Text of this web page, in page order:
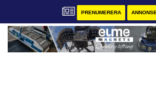
PRENUMERERA